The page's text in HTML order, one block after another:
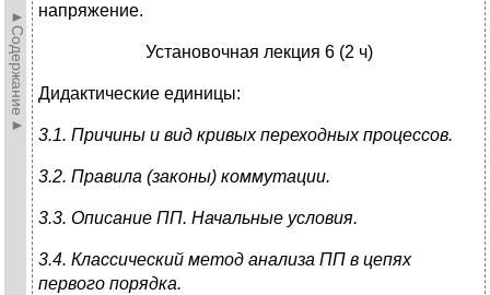
►Содержание►
напряжение.
Установочная лекция 6 (2 ч)
Дидактические единицы:
3.1. Причины и вид кривых переходных процессов.
3.2. Правила (законы) коммутации.
3.3. Описание ПП. Начальные условия.
3.4. Классический метод анализа ПП в цепях
первого порядка.